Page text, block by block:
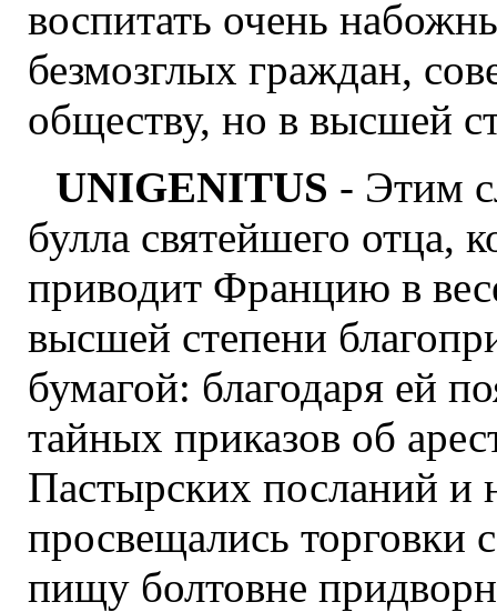
воспитать очень
безмозглых граждан,
обществу, но в высшей
UNIGENITUS - Этим
булла святейшего отца,
приводит Францию в
высшей степени
бумагой: благодаря ей
тайных приказов об
Пастырских посланий и
просвещались торговки
пищу болтовне